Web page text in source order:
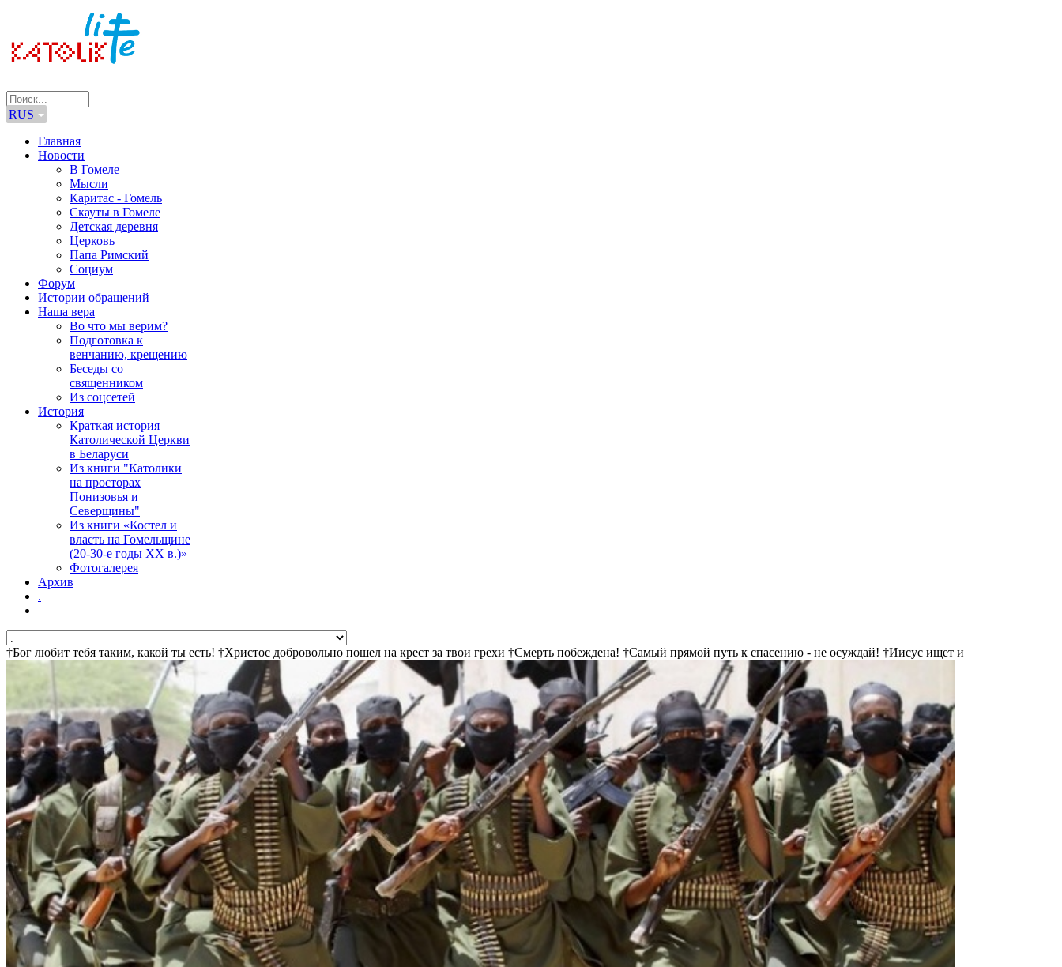
RUS
Главная
Новости
В Гомеле
Мысли
Каритас - Гомель
Скауты в Гомеле
Детская деревня
Церковь
Папа Римский
Социум
Форум
Истории обращений
Наша вера
Во что мы верим?
Подготовка к
венчанию, крещению
Беседы со
священником
Из соцсетей
История
Краткая история
Католической Церкви
в Беларуси
Из книги "Католики
на просторах
Понизовья и
Северщины"
Из книги «Костел и
власть на Гомельщине
(20-30-е годы ХХ в.)»
Фотогалерея
Архив
.
†Бог любит тебя таким, какой ты есть! †Христос добровольно пошел на крест за твои грехи †Смерть побеждена! †Самый прямой путь к спасению - не осуждай! †Иисус ищет и
ждет тебя! †Христос воскрес! †Дьявол не может сделать ад привлекательным, поэтому он делает привлекательной дорогу туда